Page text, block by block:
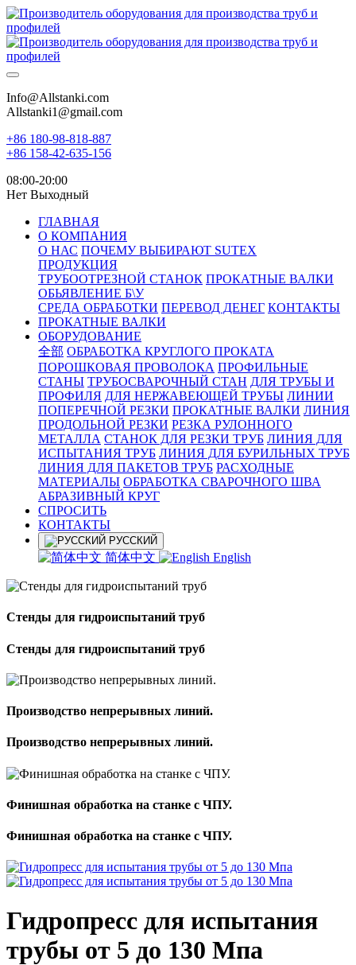
Info@Allstanki.com
Allstanki1@gmail.com
+86 180-98-818-887
+86 158-42-635-156
08:00-20:00
Нет Выходный
ГЛАВНАЯ
О КОМПАНИЯ
О НАС ПОЧЕМУ ВЫБИРАЮТ SUTEX
ПРОДУКЦИЯ
ТРУБООТРЕЗНОЙ СТАНОК ПРОКАТНЫЕ ВАЛКИ
ОБЬЯВЛЕНИЕ Б\У
СРЕДА ОБРАБОТКИ ПЕРЕВОД ДЕНЕГ КОНТАКТЫ
ПРОКАТНЫЕ ВАЛКИ
ОБОРУДОВАНИЕ
全部 ОБРАБОТКА КРУГЛОГО ПРОКАТА
ПОРОШКОВАЯ ПРОВОЛОКА ПРОФИЛЬНЫЕ
СТАНЫ ТРУБОСВАРОЧНЫЙ СТАН ДЛЯ ТРУБЫ И
ПРОФИЛЯ ДЛЯ НЕРЖАВЕЮЩЕЙ ТРУБЫ ЛИНИИ
ПОПЕРЕЧНОЙ РЕЗКИ ПРОКАТНЫЕ ВАЛКИ ЛИНИЯ
ПРОДОЛЬНОЙ РЕЗКИ РЕЗКА РУЛОННОГО
МЕТАЛЛА СТАНОК ДЛЯ РЕЗКИ ТРУБ ЛИНИЯ ДЛЯ
ИСПЫТАНИЯ ТРУБ ЛИНИЯ ДЛЯ БУРИЛЬНЫХ ТРУБ
ЛИНИЯ ДЛЯ ПАКЕТОВ ТРУБ РАСХОДНЫЕ
МАТЕРИАЛЫ OБРАБОТКА СВАРОЧНОГО ШВА
АБРАЗИВНЫЙ КРУГ
СПРОСИТЬ
КОНТАКТЫ
РУССКИЙ
简体中文 English
Стенды для гидроиспытаний труб
Стенды для гидроиспытаний труб
Производство непрерывных линий.
Производство непрерывных линий.
Финишная обработка на станке с ЧПУ.
Финишная обработка на станке с ЧПУ.
Гидропресс для испытания
трубы от 5 до 130 Мпа